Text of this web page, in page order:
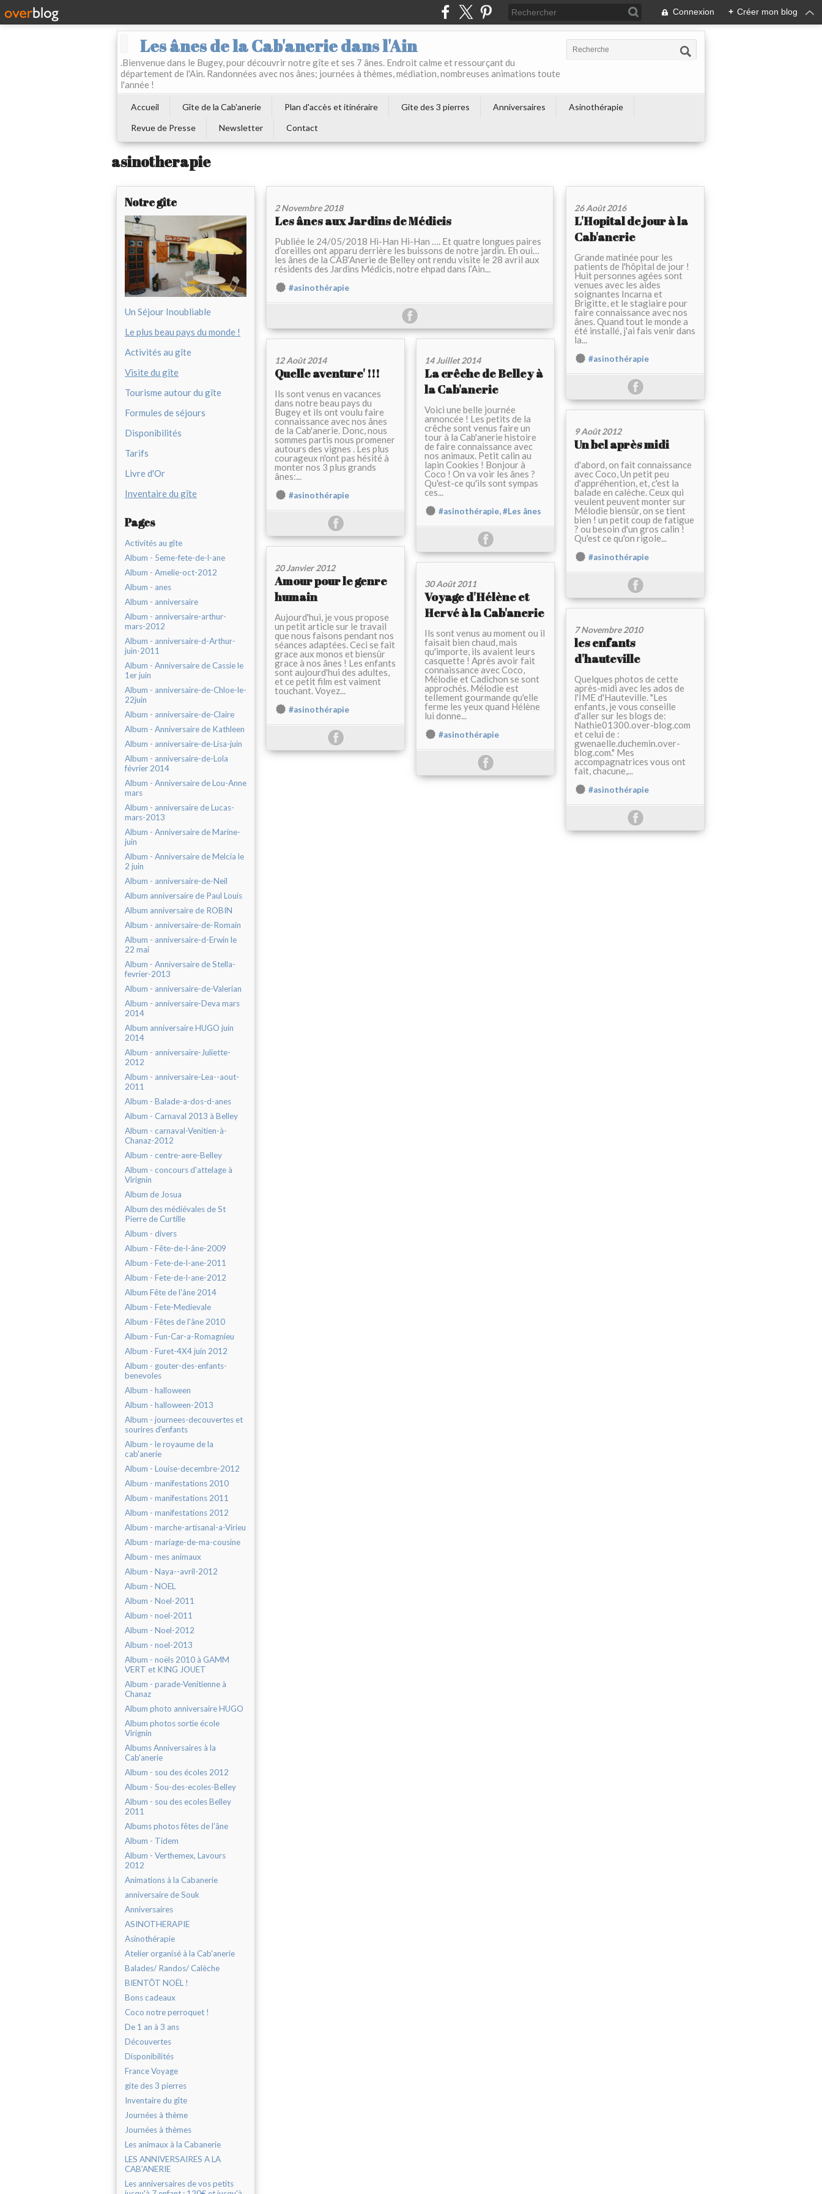
Connexion + Créer mon blog
Les ânes de la Cab'anerie dans l'Ain
.Bienvenue dans le Bugey, pour découvrir notre gîte et ses 7 ânes. Endroit calme et ressourçant du
département de l'Ain. Randonnées avec nos ânes; journées à thèmes, médiation, nombreuses animations toute
l'année !
Accueil Gîte de la Cab'anerie Plan d'accès et itinéraire Gite des 3 pierres Anniversaires
Asinothérapie
Revue de Presse
Newsletter Contact
asinotherapie
Notre gîte
Un Séjour Inoubliable
Le plus beau pays du monde !
Activités au gîte
Visite du gîte
Tourisme autour du gîte
Formules de séjours
Disponibilités
Tarifs
Livre d'Or
Inventaire du gîte
Pages
Activités au gîte
Album - 5eme-fete-de-l-ane
Album - Amelie-oct-2012
Album - anes
Album - anniversaire
Album - anniversaire-arthur-
mars-2012
Album - anniversaire-d-Arthur-
juin-2011
Album - Anniversaire de Cassie le
1er juin
Album - anniversaire-de-Chloe-le-
22juin
Album - anniversaire-de-Claire
Album - Anniversaire de Kathleen
Album - anniversaire-de-Lisa-juin
Album - anniversaire-de-Lola
février 2014
Album - Anniversaire de Lou-Anne
mars
Album - anniversaire de Lucas-
mars-2013
Album - Anniversaire de Marine-
juin
Album - Anniversaire de Melcia le
2 juin
Album - anniversaire-de-Neil
Album anniversaire de Paul Louis
Album anniversaire de ROBIN
Album - anniversaire-de-Romain
Album - anniversaire-d-Erwin le
22 mai
Album - Anniversaire de Stella-
fevrier-2013
Album - anniversaire-de-Valerian
Album - anniversaire-Deva mars
2014
Album anniversaire HUGO juin
2014
Album - anniversaire-Juliette-
2012
Album - anniversaire-Lea--aout-
2011
Album - Balade-a-dos-d-anes
Album - Carnaval 2013 à Belley
Album - carnaval-Venitien-à-
Chanaz-2012
Album - centre-aere-Belley
Album - concours d'attelage à
Virignin
Album de Josua
Album des médiévales de St
Pierre de Curtille
Album - divers
Album - Fête-de-l-âne-2009
Album - Fete-de-l-ane-2011
Album - Fete-de-l-ane-2012
Album Fête de l'âne 2014
Album - Fete-Medievale
Album - Fêtes de l'âne 2010
Album - Fun-Car-a-Romagnieu
Album - Furet-4X4 juin 2012
Album - gouter-des-enfants-
benevoles
Album - halloween
Album - halloween-2013
Album - journees-decouvertes et
sourires d'enfants
Album - le royaume de la
cab'anerie
Album - Louise-decembre-2012
Album - manifestations 2010
Album - manifestations 2011
Album - manifestations 2012
Album - marche-artisanal-a-Virieu
Album - mariage-de-ma-cousine
Album - mes animaux
Album - Naya--avril-2012
Album - NOEL
Album - Noel-2011
Album - noel-2011
Album - Noel-2012
Album - noel-2013
Album - noëls 2010 à GAMM
VERT et KING JOUET
Album - parade-Venitienne à
Chanaz
Album photo anniversaire HUGO
Album photos sortie école
Virignin
Albums Anniversaires à la
Cab'anerie
Album - sou des écoles 2012
Album - Sou-des-ecoles-Belley
Album - sou des ecoles Belley
2011
Albums photos fêtes de l'âne
Album - Tidem
Album - Verthemex, Lavours
2012
Animations à la Cabanerie
anniversaire de Souk
Anniversaires
ASINOTHERAPIE
Asinothérapie
Atelier organisé à la Cab'anerie
Balades/ Randos/ Calèche
BIENTÔT NOËL !
Bons cadeaux
Coco notre perroquet !
De 1 an à 3 ans
Découvertes
Disponibilités
France Voyage
gite des 3 pierres
Inventaire du gîte
Journées à thème
Journées à thèmes
Les animaux à la Cabanerie
LES ANNIVERSAIRES A LA
CAB'ANERIE
Les anniversaires de vos petits
2 Novembre 2018
Les ânes aux Jardins de Médicis
Publiée le 24/05/2018 Hi-Han Hi-Han …. Et quatre longues paires
d’oreilles ont apparu derrière les buissons de notre jardin. Eh oui…
les ânes de la CAB’Anerie de Belley ont rendu visite le 28 avril aux
résidents des Jardins Médicis, notre ehpad dans l’Ain...
#asinothérapie
26 Août 2016
L'Hopital de jour à la
Cab'anerie
Grande matinée pour les
patients de l'hôpital de jour !
Huit personnes agées sont
venues avec les aides
soignantes Incarna et
Brigitte, et le stagiaire pour
faire connaissance avec nos
ânes. Quand tout le monde a
été installé, j'ai fais venir dans
la...
#asinothérapie
12 Août 2014
Quelle aventure' !!!
Ils sont venus en vacances
dans notre beau pays du
Bugey et ils ont voulu faire
connaissance avec nos ânes
de la Cab'anerie. Donc, nous
sommes partis nous promener
autours des vignes . Les plus
courageux n'ont pas hésité à
monter nos 3 plus grands
ânes:...
#asinothérapie
14 Juillet 2014
La crêche de Belley à
la Cab'anerie
Voici une belle journée
annoncée ! Les petits de la
crêche sont venus faire un
tour à la Cab'anerie histoire
de faire connaissance avec
nos animaux. Petit calin au
lapin Cookies ! Bonjour à
Coco ! On va voir les ânes ?
Qu'est-ce qu'ils sont sympas
ces...
#asinothérapie,#Les ânes
9 Août 2012
Un bel après midi
d'abord, on fait connaissance
avec Coco, Un petit peu
d'appréhention, et, c'est la
balade en calèche. Ceux qui
veulent peuvent monter sur
Mélodie biensûr, on se tient
bien ! un petit coup de fatigue
? ou besoin d'un gros calin !
Qu'est ce qu'on rigole...
#asinothérapie
20 Janvier 2012
Amour pour le genre
humain
Aujourd'hui, je vous propose
un petit article sur le travail
que nous faisons pendant nos
séances adaptées. Ceci se fait
grace aux monos et biensûr
grace à nos ânes ! Les enfants
sont aujourd'hui des adultes,
et ce petit film est vaiment
touchant. Voyez...
#asinothérapie
30 Août 2011
Voyage d'Hélène et
Hervé à la Cab'anerie
Ils sont venus au moment ou il
faisait bien chaud, mais
qu'importe, ils avaient leurs
casquette ! Après avoir fait
connaissance avec Coco,
Mélodie et Cadichon se sont
approchés. Mélodie est
tellement gourmande qu'elle
ferme les yeux quand Hélène
lui donne...
#asinothérapie
7 Novembre 2010
les enfants
d'hauteville
Quelques photos de cette
après-midi avec les ados de
l'IME d'Hauteville. "Les
enfants, je vous conseille
d'aller sur les blogs de:
Nathie01300.over-blog.com
et celui de :
gwenaelle.duchemin.over-
blog.com." Mes
accompagnatrices vous ont
fait, chacune,...
#asinothérapie